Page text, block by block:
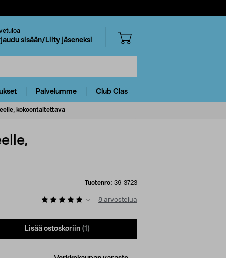
sisään/Liity jäseneksi
Palvelumme Club Clas
kokoontaitettava
Tuotenro: 39-3723
8 arvostelua
Lisää ostoskoriin (1)